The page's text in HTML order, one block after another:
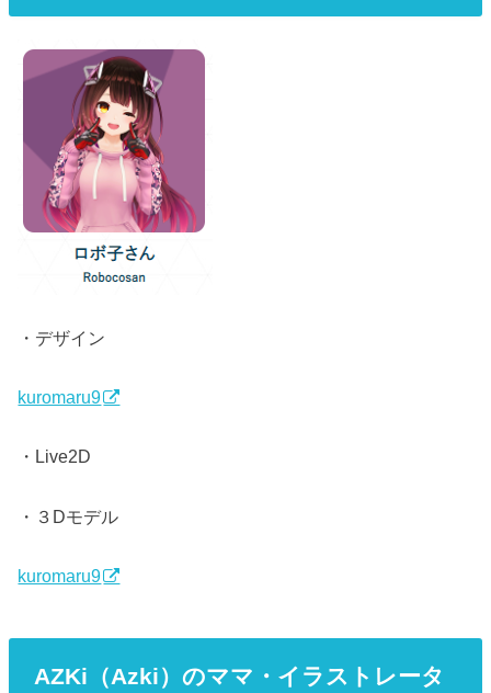
・デザイン
kuromaru9
・Live2D
・３Dモデル
kuromaru9
AZKi（Azki）のママ・イラストレータ